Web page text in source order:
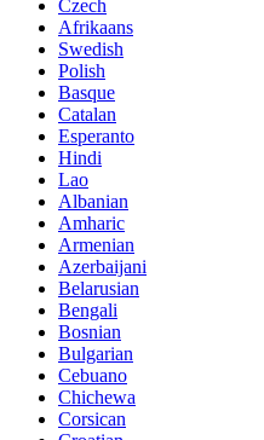
Czech
Afrikaans
Swedish
Polish
Basque
Catalan
Esperanto
Hindi
Lao
Albanian
Amharic
Armenian
Azerbaijani
Belarusian
Bengali
Bosnian
Bulgarian
Cebuano
Chichewa
Corsican